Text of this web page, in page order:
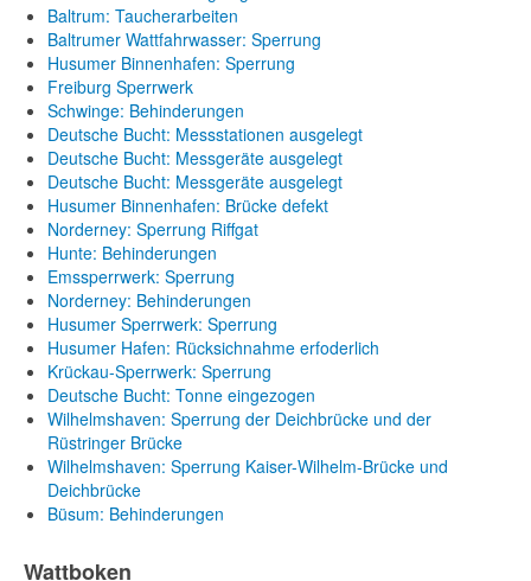
Baltrum: Taucherarbeiten
Baltrumer Wattfahrwasser: Sperrung
Husumer Binnenhafen: Sperrung
Freiburg Sperrwerk
Schwinge: Behinderungen
Deutsche Bucht: Messstationen ausgelegt
Deutsche Bucht: Messgeräte ausgelegt
Deutsche Bucht: Messgeräte ausgelegt
Husumer Binnenhafen: Brücke defekt
Norderney: Sperrung Riffgat
Hunte: Behinderungen
Emssperrwerk: Sperrung
Norderney: Behinderungen
Husumer Sperrwerk: Sperrung
Husumer Hafen: Rücksichnahme erfoderlich
Krückau-Sperrwerk: Sperrung
Deutsche Bucht: Tonne eingezogen
Wilhelmshaven: Sperrung der Deichbrücke und der
Rüstringer Brücke
Wilhelmshaven: Sperrung Kaiser-Wilhelm-Brücke und
Deichbrücke
Büsum: Behinderungen
Wattboken